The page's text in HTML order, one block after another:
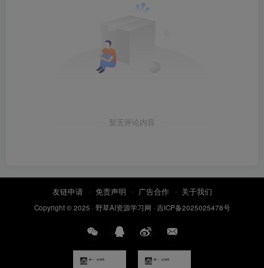
暂无评论内容
友链申请 免责声明 广告合作 关于我们
Copyright © 2025 · 野草AI资源学习网 · 吉ICP备2025025478号